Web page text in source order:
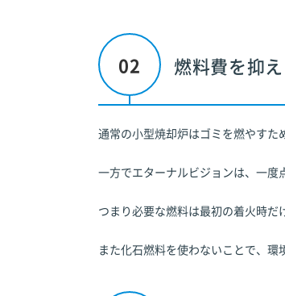
燃料費を抑
通常の小型焼却炉はゴミを燃やすた
一方でエターナルビジョンは、一度
つまり必要な燃料は最初の着火時だ
また化石燃料を使わないことで、環